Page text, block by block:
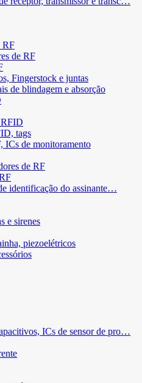
RF
de RF
Fingerstock e juntas
de blindagem e absorção
tags
ICs de monitoramento
de RF
identificação do assinante…
e sirenes
piezoelétricos
ICs de sensor de pro…